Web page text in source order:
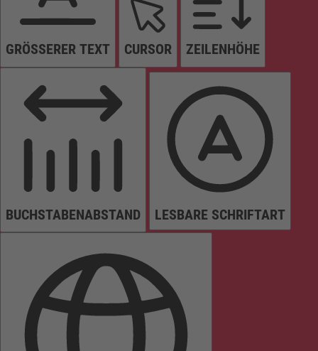
GRÖSSERER TEXT CURSOR ZEILENHÖHE
BUCHSTABENABSTAND LESBARE SCHRIFTART